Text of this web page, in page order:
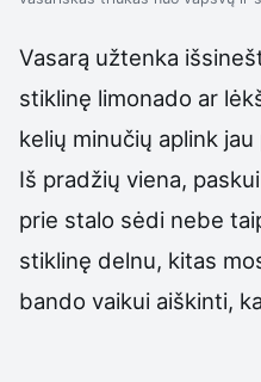
Vasarą užtenka
stiklinę limonado ar
kelių minučių aplink
Iš pradžių viena,
prie stalo sėdi nebe
stiklinę delnu, kitas
bando vaikui aiškinti,